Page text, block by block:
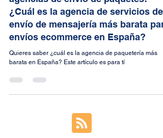
Agencias de transporte baratas,
agencias de envío de paquetes:
¿Cuál es la agencia de servicios de
envío de mensajería más barata
envíos ecommerce en España?
barata en España? Este artículo es para tí